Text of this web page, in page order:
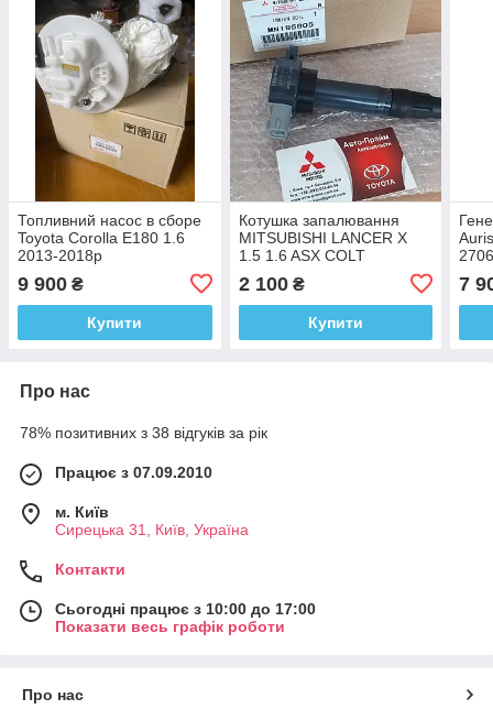
Топливний насос в сборе
Toyota Corolla E180 1.6
2013-2018р
9 900 ₴
Купити
Котушка запалювання
MITSUBISHI LANCER X
1.5 1.6 ASX COLT
2 100₴
Купити
7
Про нас
78% позитивних з 38 відгуків за рік
Працює з 07.09.2010
м. Київ
Сирецька 31, Київ, Україна
Контакти
Сьогодні працює з 10:00 до 17:00
Показати весь графік роботи
Про нас